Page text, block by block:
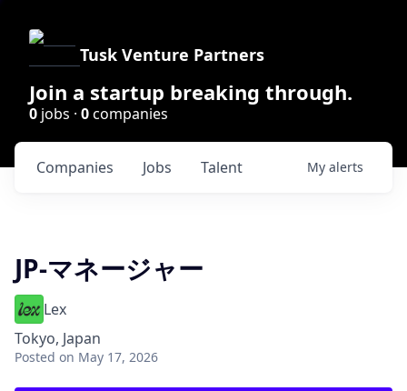
Tusk Venture Partners
Join a startup breaking through.
0 jobs · 0companies
Jobs
Companies Talent My alerts
JP-マネージャー
Lex
Tokyo, Japan
Posted on May 17, 2026